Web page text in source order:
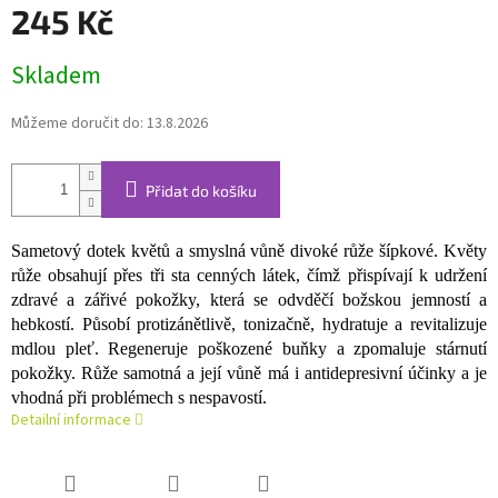
245 Kč
cena:
Skladem
Můžeme doručit do: 13.8.2026
Přidat do košíku
Sametový dotek květů a smyslná vůně divoké růže šípkové. Květy
růže obsahují přes tři sta cenných látek, čímž přispívají k udržení
zdravé a zářivé pokožky, která se odvděčí božskou jemností a
hebkostí. Působí protizánětlivě, tonizačně, hydratuje a revitalizuje
mdlou pleť. Regeneruje poškozené buňky a zpomaluje stárnutí
pokožky. Růže samotná a její vůně má i antidepresivní účinky a je
vhodná při problémech s nespavostí.
Detailní informace